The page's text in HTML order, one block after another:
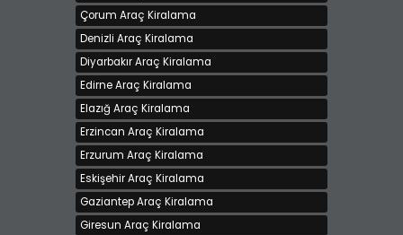
FLUENCE
Kiralama bedeli 1200 TL
İstanbul - Avrupa, Esenler
Çorum Araç Kiralama
Denizli Araç Kiralama
Diyarbakır Araç Kiralama
Edirne Araç Kiralama
Elazığ Araç Kiralama
Erzincan Araç Kiralama
Erzurum Araç Kiralama
Eskişehir Araç Kiralama
Gaziantep Araç Kiralama
Giresun Araç Kiralama